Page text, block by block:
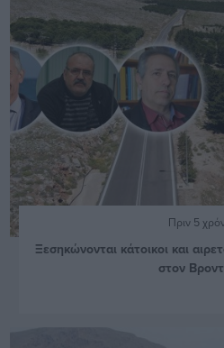
Πριν 5
Ξεσηκώνονται κάτοικοι και
στον